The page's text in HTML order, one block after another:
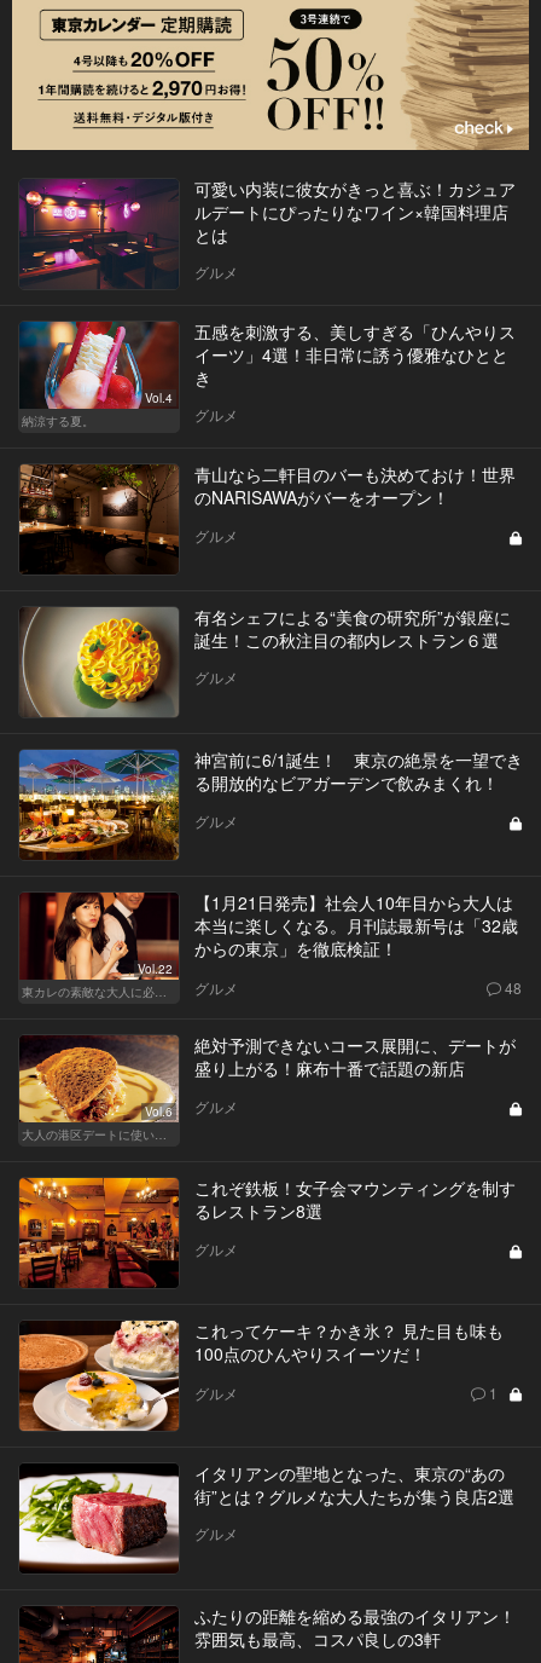
可愛い内装に彼女がきっと喜ぶ！カジュア
ルデートにぴったりなワイン×韓国料理店
とは
グルメ
Vol.4
納涼する夏。
五感を刺激する、美しすぎる「ひんやりス
イーツ」4選！非日常に誘う優雅なひとと
き
グルメ
青山なら二軒目のバーも決めておけ！世界
のNARISAWAがバーをオープン！
グルメ
有名シェフによる“美食の研究所”が銀座に
誕生！この秋注目の都内レストラン６選
グルメ
神宮前に6/1誕生！ 東京の絶景を一望でき
る開放的なビアガーデンで飲みまくれ！
グルメ
Vol.22
東カレの素敵な大人に必要なこと
【1月21日発売】社会人10年目から大人は
本当に楽しくなる。月刊誌最新号は「32歳
からの東京」を徹底検証！
グルメ 48
Vol.6
大人の港区デートに使いたい、秘密の隠れ家
絶対予測できないコース展開に、デートが
盛り上がる！麻布十番で話題の新店
グルメ
これぞ鉄板！女子会マウンティングを制す
るレストラン8選
グルメ
これってケーキ？かき氷？ 見た目も味も
100点のひんやりスイーツだ！
グルメ 1
イタリアンの聖地となった、東京の“あの
街”とは？グルメな大人たちが集う良店2選
グルメ
ふたりの距離を縮める最強のイタリアン！
雰囲気も最高、コスパ良しの3軒